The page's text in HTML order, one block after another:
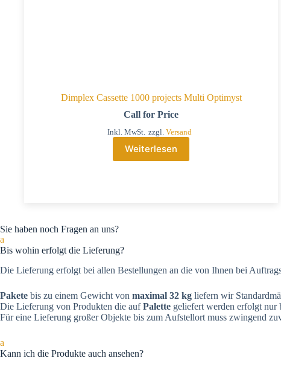
Dimplex Cassette 1000 projects Multi Optimyst
Call for Price
Inkl. MwSt. zzgl.Versand
Weiterlesen
Sie haben noch Fragen an uns?
a
Bis wohin erfolgt die Lieferung?
Die Lieferung erfolgt bei allen Bestellungen an die von Ihnen bei
Pakete bis zu einem Gewicht von maximal 32 kg liefern wir
Die Lieferung von Produkten die aufPalette geliefert werden erfolgt nur
Für eine Lieferung großer Objekte bis zum Aufstellort muss zwingend
a
Kann ich die Produkte auch ansehen?